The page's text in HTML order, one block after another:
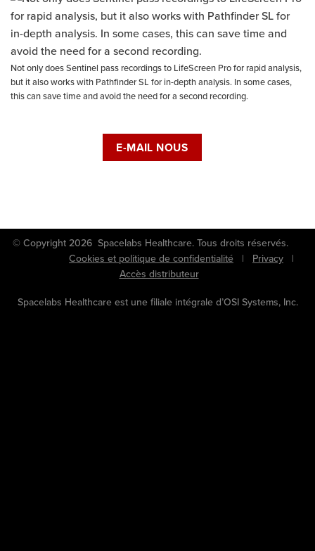
Not only does Sentinel pass recordings to LifeScreen Pro for rapid analysis,
but it also works with Pathfinder SL for in-depth analysis. In some cases,
this can save time and avoid the need for a second recording.
E-MAIL NOUS
© Copyright 2026 Spacelabs Healthcare. Tous droits réservés.
Cookies et politique de confidentialité | Privacy |
Accès distributeur
Spacelabs Healthcare est une filiale intégrale d’OSI Systems, Inc.